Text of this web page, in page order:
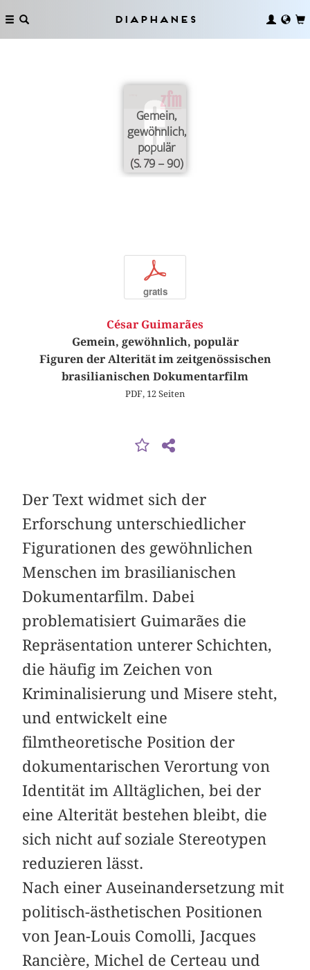
Diaphanes
Gemein,
gewöhnlich,
populär
(S. 79 – 90)
p
gratis
César Guimarães
Gemein, gewöhnlich, populär
Figuren der Alterität im zeitgenössischen
brasilianischen Dokumentarfilm
PDF, 12 Seiten
Der Text widmet sich der
Erforschung unterschiedlicher
Figurationen des gewöhnlichen
Menschen im brasilianischen
Dokumentarfilm. Dabei
problematisiert Guimarães die
Repräsentation unterer Schichten,
die häufig im Zeichen von
Kriminalisierung und Misere steht,
und entwickelt eine
filmtheoretische Position der
dokumentarischen Verortung von
Identität im Alltäglichen, bei der
eine Alterität bestehen bleibt, die
sich nicht auf soziale Stereotypen
reduzieren lässt.
Nach einer Auseinandersetzung mit
politisch-ästhetischen Positionen
von Jean-Louis Comolli, Jacques
Rancière, Michel de Certeau und